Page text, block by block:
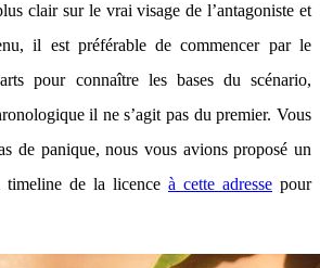
clair sur le vrai visage de l’antagoniste et
il est préférable de commencer par le
pour connaître les bases du scénario,
il ne s’agit pas du premier. Vous
de panique, nous vous avions proposé un
timeline de la licence à cette adresse pour